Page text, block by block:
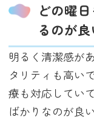
どの曜
るのが良
明るく清潔感が
タリティも高い
療も対応してい
ばかりなのが良